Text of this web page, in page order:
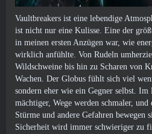
Vaultbreakers ist eine lebendige
ist nicht nur eine Kulisse. Eine der
in meinen ersten Anzügen war, wie
wirklich anfühlte. Von Rudeln
Wildschweine bis hin zu Scharen von
Wachen. Der Globus fühlt sich viel
sondern eher wie ein Gegner selbst.
mächtiger, Wege werden schmaler, und
Stürme und andere Gefahren bewegen
Sicherheit wird immer schwieriger zu